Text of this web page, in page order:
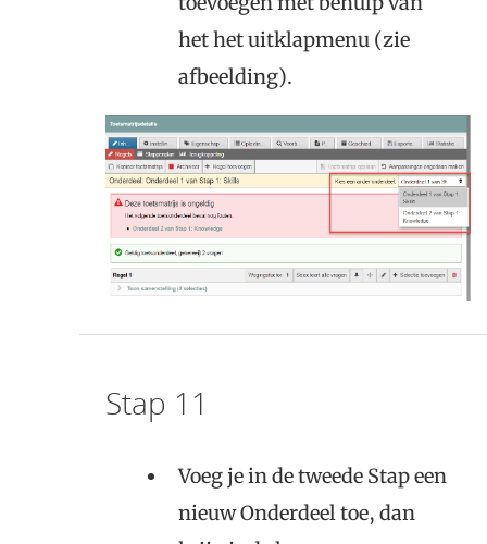
het het uitklapmenu (zie
afbeelding).
Stap 11
Voeg je in de tweede Stap een
nieuw Onderdeel toe, dan